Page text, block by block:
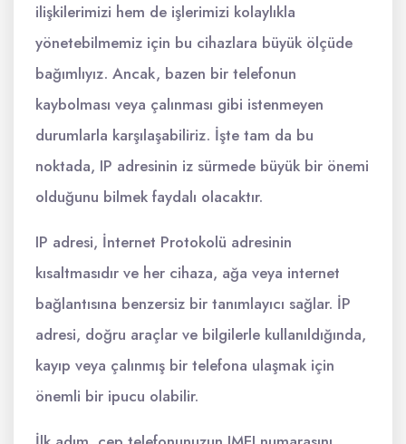
ilişkilerimizi hem de işlerimizi kolaylıkla
yönetebilmemiz için bu cihazlara büyük ölçüde
bağımlıyız. Ancak, bazen bir telefonun
kaybolması veya çalınması gibi istenmeyen
durumlarla karşılaşabiliriz. İşte tam da bu
noktada, IP adresinin iz sürmede büyük bir önemi
olduğunu bilmek faydalı olacaktır.
IP adresi, İnternet Protokolü adresinin
kısaltmasıdır ve her cihaza, ağa veya internet
bağlantısına benzersiz bir tanımlayıcı sağlar. İP
adresi, doğru araçlar ve bilgilerle kullanıldığında,
kayıp veya çalınmış bir telefona ulaşmak için
önemli bir ipucu olabilir.